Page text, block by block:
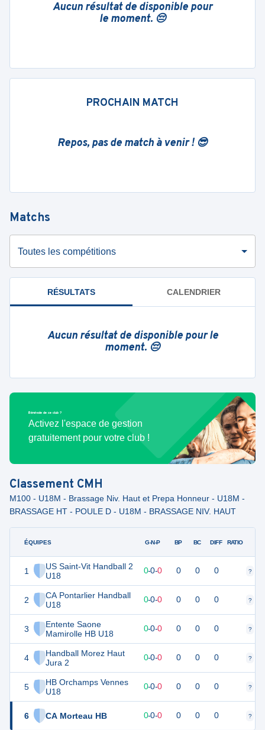
Aucun résultat de disponible pour
le moment. 😔
PROCHAIN MATCH
Repos, pas de match à venir ! 😎
Matchs
Toutes les compétitions
RÉSULTATS CALENDRIER
Aucun résultat de disponible pour le
moment. 😔
Bénévole de ce club ?
Activez l'espace de gestion
gratuitement pour votre club !
Classement CMH
M100 - U18M - Brassage Niv. Haut et Prepa Honneur - U18M -
BRASSAGE HT - POULE D - U18M - BRASSAGE NIV. HAUT
ÉQUIPES
1
US Saint-Vit Handball 2
U18
2
CA Pontarlier Handball
U18
3
Entente Saone
Mamirolle HB U18
4
Handball Morez Haut
Jura 2
5
HB Orchamps Vennes
U18
6 CA Morteau HB
G-N-P BP BC DIFF RATIO
0 0 0-0-0 0 0 0 ?
0 0 0-0-0 0 0 0 ?
0 0-0-0 0 0 0 ?
0 0-0-0 0 0 0 ?
0 0 0-0-0 0 0 0 ?
0 0-0-0 0 0 0 ?